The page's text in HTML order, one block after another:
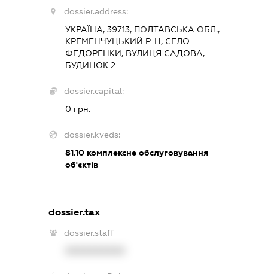
dossier.address:
УКРАЇНА, 39713, ПОЛТАВСЬКА ОБЛ.,
КРЕМЕНЧУЦЬКИЙ Р-Н, СЕЛО
ФЕДОРЕНКИ, ВУЛИЦЯ САДОВА,
БУДИНОК 2
dossier.capital:
0 грн.
dossier.kveds:
81.10комплексне обслуговування
об'єктів
dossier.tax
dossier.staff